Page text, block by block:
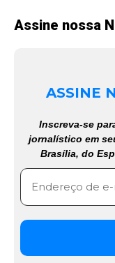
Assine nossa
ASSINE
Inscreva-se
jornalístico em
Brasília, do